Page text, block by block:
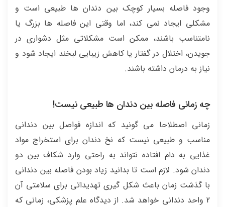
وجود فاصله بسیار کوچک بین دندان ها طبیعی است و
مشکلی ایجاد نمی کند، اما وقتی این فاصله ها بزرگ یا
نامتناسب باشند، ممکن است مشکلاتی مثل دشواری در
جویدن، اختلال در گفتار یا کاهش زیبایی لبخند ایجاد شود و
نیاز به درمان داشته باشند.
چه زمانی فاصله بین دندان ها طبیعی نیست!
زمانی اصطلاحا می گونید که اندازه فواصل بین دندانی
مناسب و طبیعی نیست که نخ دندان برای استخراج مواد
غذایی به دام افتاده نتواند به راحتی وارد شکاف بین دو
دندان شود. لازم است تا بدانید زیاد بودن فاصله بین دندانی
با گذشت زمان باعث شکل گیری تهدیداتی برای سلامتی آن
2 واحد دندانی خواهد شد. از دیدگاه علم پزشکی، زمانی که